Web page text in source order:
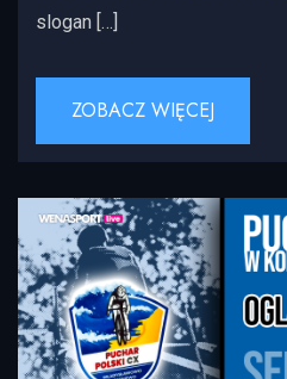
slogan […]
ZOBACZ WIĘCEJ